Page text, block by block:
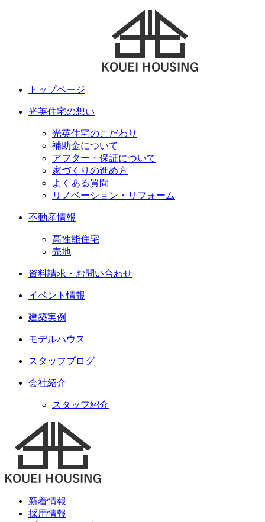
トップページ
光英住宅の想い
光英住宅のこだわり
補助金について
アフター・保証について
家づくりの進め方
よくある質問
リノベーション・リフォーム
不動産情報
高性能住宅
売地
資料請求・お問い合わせ
イベント情報
建築実例
モデルハウス
スタッフブログ
会社紹介
スタッフ紹介
新着情報
採用情報